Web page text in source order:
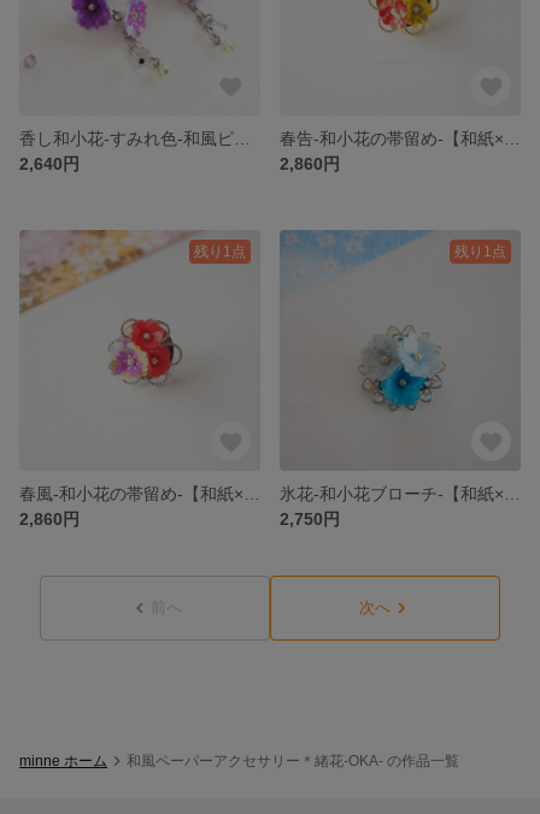
2,640円
2,860円
残り1点
2,860円
残り1点
2,750円
前へ 次へ
minne ホーム 和風ペーパーアクセサリー＊緒花-OKA- の作品一覧